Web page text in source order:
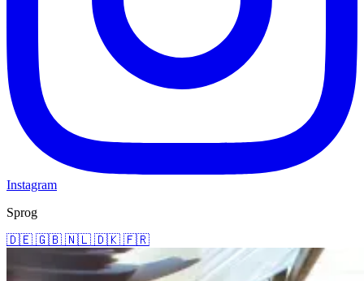
Instagram
Sprog
🇩🇪 🇬🇧 🇳🇱 🇩🇰 🇫🇷